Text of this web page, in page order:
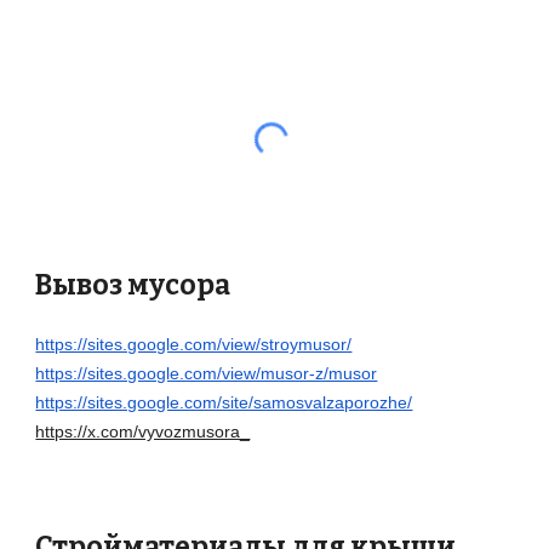
Вывоз мусора
https://sites.google.com/view/stroymusor/
https://sites.google.com/view/musor-z/musor
https://sites.google.com/site/samosvalzaporozhe/
https://x.com/vyvozmusora_